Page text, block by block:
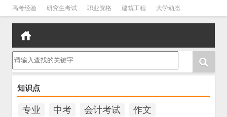
高考经验 研究生考试 职业资格 建筑工程 大学动态
会计考试 教师资格 公务员考试 中考 技能培训
请输入查找的关键字
知识点
专业 中考 会计考试
作文